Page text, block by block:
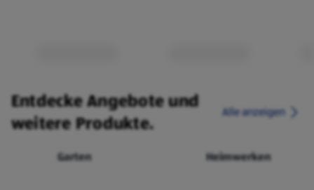
Entdecke Angebote und
weitere Produkte.
Alle anzeigen
Garten Heimwerken